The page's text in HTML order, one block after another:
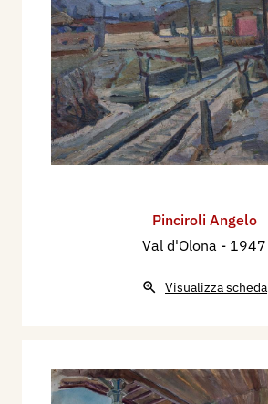
Pinciroli Angelo
Val d'Olona - 1947
Visualizza scheda